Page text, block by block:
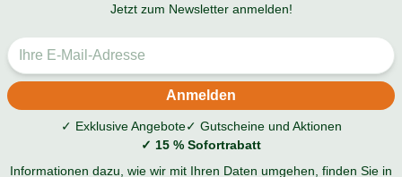
Jetzt zum Newsletter anmelden!
✓ Exklusive Angebote✓ Gutscheine und Aktionen
✓ 15 % Sofortrabatt
Informationen dazu, wie wir mit Ihren Daten umgehen, finden Sie in